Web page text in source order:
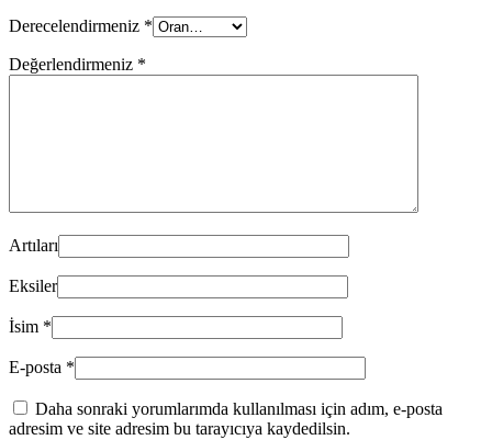
Derecelendirmeniz *
Değerlendirmeniz *
Artıları
Eksiler
İsim *
E-posta *
Daha sonraki yorumlarımda kullanılması için adım, e-posta
adresim ve site adresim bu tarayıcıya kaydedilsin.